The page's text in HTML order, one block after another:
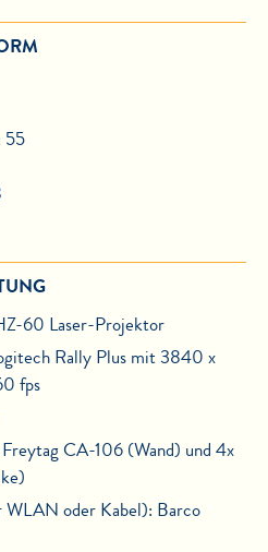
55
60 Laser-Projektor
Rally Plus mit 3840 x
fps
CA-106 (Wand) und 4x
WLAN oder Kabel): Barco